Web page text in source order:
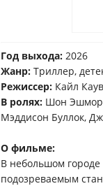
Год выхода: 2026
Жанр: Триллер,
Режиссер: Кайл
В ролях: Шон Эшмор,
Мэддисон Буллок,
О фильме:
В небольшом городе
подозреваемым